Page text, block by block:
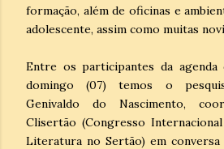
formação, além de oficinas e
adolescente, assim como muitas
Entre os participantes da agenda
domingo (07) temos o
Genivaldo do Nascimento,
Clisertão (Congresso
Literatura no Sertão) em